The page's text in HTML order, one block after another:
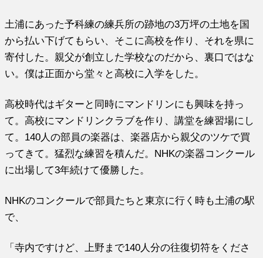
土浦にあった予科練の練兵所の跡地の3万坪の土地を国
から払い下げてもらい、そこに高校を作り、それを県に
寄付した。親父が創立した学校なのだから、裏口ではな
い。僕は正面から堂々と高校に入学をした。
高校時代はギターと同時にマンドリンにも興味を持っ
て。高校にマンドリンクラブを作り、講堂を練習場にし
て。140人の部員の楽器は、楽器店から親父のツケで買
ってきて。猛烈な練習を積んだ。NHKの楽器コンクール
に出場して3年続けて優勝した。
NHKのコンクールで部員たちと東京に行く時も土浦の駅
で、
「寺内ですけど、上野まで140人分の往復切符をくださ